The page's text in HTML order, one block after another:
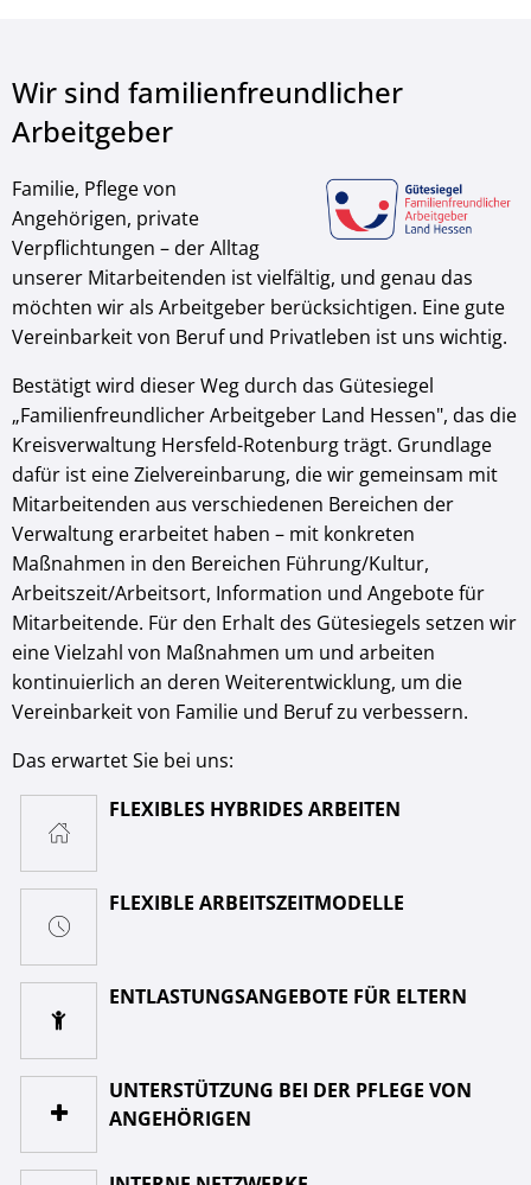
Wir sind familienfreundlicher
Arbeitgeber
Familie, Pflege von
Angehörigen, private
Verpflichtungen – der Alltag
unserer Mitarbeitenden ist vielfältig, und genau das
möchten wir als Arbeitgeber berücksichtigen. Eine gute
Vereinbarkeit von Beruf und Privatleben ist uns wichtig.
Bestätigt wird dieser Weg durch das Gütesiegel
„Familienfreundlicher Arbeitgeber Land Hessen", das die
Kreisverwaltung Hersfeld-Rotenburg trägt. Grundlage
dafür ist eine Zielvereinbarung, die wir gemeinsam mit
Mitarbeitenden aus verschiedenen Bereichen der
Verwaltung erarbeitet haben – mit konkreten
Maßnahmen in den Bereichen Führung/Kultur,
Arbeitszeit/Arbeitsort, Information und Angebote für
Mitarbeitende. Für den Erhalt des Gütesiegels setzen wir
eine Vielzahl von Maßnahmen um und arbeiten
kontinuierlich an deren Weiterentwicklung, um die
Vereinbarkeit von Familie und Beruf zu verbessern.
Das erwartet Sie bei uns:
FLEXIBLES HYBRIDES ARBEITEN
FLEXIBLE ARBEITSZEITMODELLE
ENTLASTUNGSANGEBOTE FÜR ELTERN
UNTERSTÜTZUNG BEI DER PFLEGE VON
ANGEHÖRIGEN